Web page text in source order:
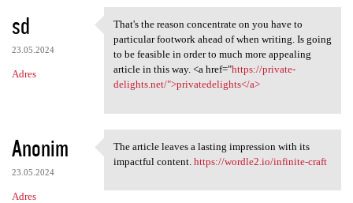
sd
23.05.2024
Adres
That's the reason concentrate
That's the reason concentrate on you have to
particular footwork ahead of when writing. Is going
to be feasible in order to much more appealing
article in this way. <a href="https://private-
delights.net/">privatedelights</a>
Anonim
23.05.2024
Adres
The article leaves a lasting
The article leaves a lasting impression with its
impactful content. https://wordle2.io/infinite-craft